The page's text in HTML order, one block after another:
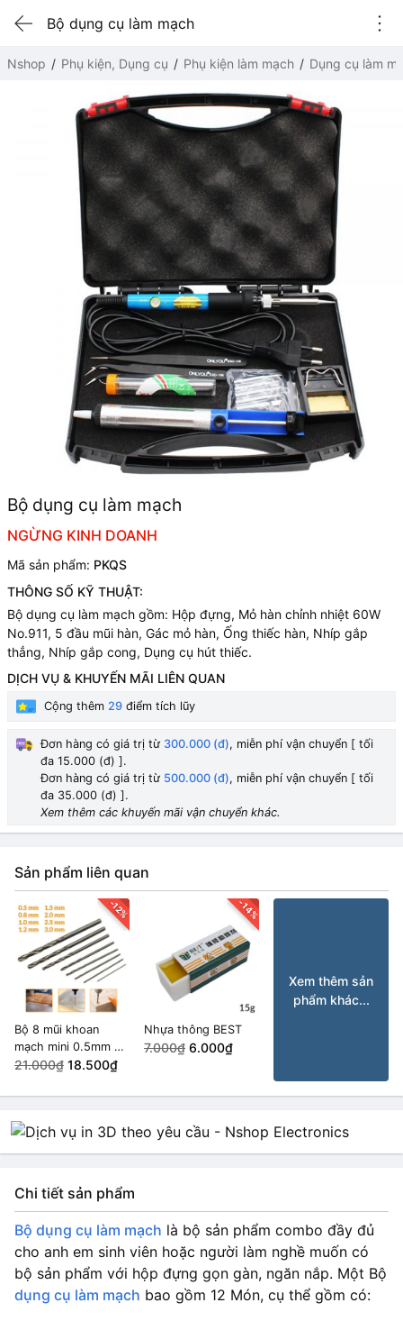
Bộ dụng cụ làm mạch
Nshop Phụ kiện, Dụng cụ Phụ kiện làm mạch Dụng cụ làm
Bộ dụng cụ làm mạch
NGỪNG KINH DOANH
Mã sản phẩm: PKQS
THÔNG SỐ KỸ THUẬT:
Bộ dụng cụ làm mạch gồm: Hộp đựng, Mỏ hàn chỉnh nhiệt 60W
No.911, 5 đầu mũi hàn, Gác mỏ hàn, Ống thiếc hàn, Nhíp gắp
thẳng, Nhíp gắp cong, Dụng cụ hút thiếc.
DỊCH VỤ & KHUYẾN MÃI LIÊN QUAN
Cộng thêm 29 điểm tích lũy
Đơn hàng có giá trị từ 300.000 (đ), miễn phí vận chuyển [ tối
đa 15.000 (đ) ].
Đơn hàng có giá trị từ 500.000 (đ), miễn phí vận chuyển [ tối
đa 35.000 (đ) ].
Xem thêm các khuyến mãi vận chuyển khác.
Sản phẩm liên quan
-12%
Bộ 8 mũi khoan
mạch mini 0.5mm ~
3mm
21.000₫ 18.500₫
-14%
Nhựa thông BEST
7.000₫ 6.000₫
Xem thêm sản
phẩm khác...
Chi tiết sản phẩm
Bộ dụng cụ làm mạch là bộ sản phẩm combo đầy đủ
cho anh em sinh viên hoặc người làm nghề muốn có
bộ sản phẩm với hộp đựng gọn gàn, ngăn nắp. Một Bộ
dụng cụ làm mạch bao gồm 12 Món, cụ thể gồm có: